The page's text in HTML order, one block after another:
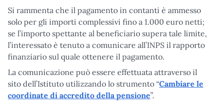
Si rammenta che il pagamento in contanti è ammesso
solo per gli importi complessivi fino a 1.000 euro netti;
se l’importo spettante al beneficiario supera tale limite,
l’interessato è tenuto a comunicare all’INPS il rapporto
finanziario sul quale ottenere il pagamento.
La comunicazione può essere effettuata attraverso il
sito dell’Istituto utilizzando lo strumento “Cambiare le
coordinate di accredito della pensione”.